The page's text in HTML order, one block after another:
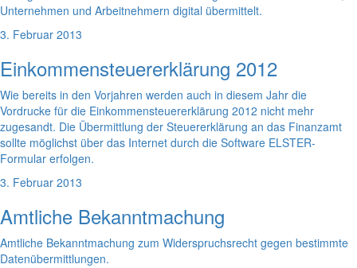
Unternehmen und Arbeitnehmern digital übermittelt.
3. Februar 2013
Einkommensteuererklärung 2012
Wie bereits in den Vorjahren werden auch in diesem Jahr die
Vordrucke für die Einkommensteuererklärung 2012 nicht mehr
zugesandt. Die Übermittlung der Steuererklärung an das Finanzamt
sollte möglichst über das Internet durch die Software ELSTER-
Formular erfolgen.
3. Februar 2013
Amtliche Bekanntmachung
Amtliche Bekanntmachung zum Widerspruchsrecht gegen bestimmte
Datenübermittlungen.